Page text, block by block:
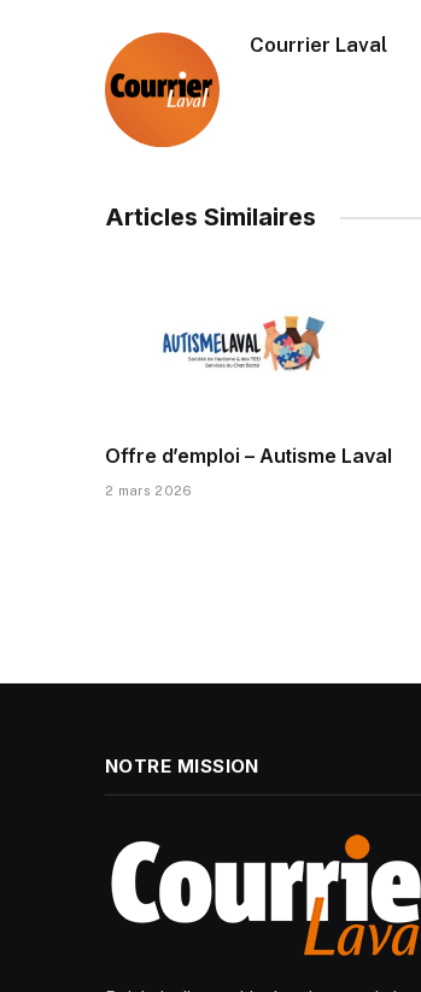
Courrier Laval
Articles Similaires
Offre d’emploi – Autisme Laval
2 mars 2026
NOTRE MISSION